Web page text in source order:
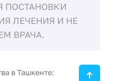
ПОСТАНОВКИ
ЛЕЧЕНИЯ И НЕ
ВРАЧА.
в Ташкенте: